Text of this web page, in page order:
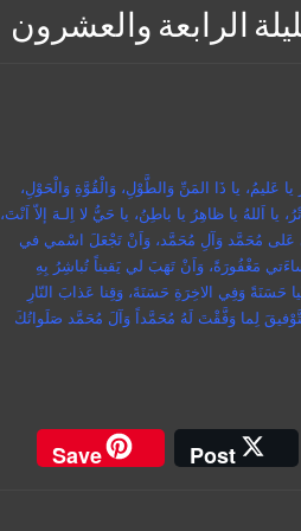
الرابعة والعشرون
عَليمُ، يا ذَا المَنِّ وَالطَّوْلِ، وَالْقُوَّةِ وَالْحَوْلِ،
يا اَللهُ يا ظاهِرُ يا باطِنُ، يا حَيُّ لا اِلـهَ إلاّ اَنْتَ،
تُصَلِّيَ عَلى مُحَمَّد وَآلِ مُحَمَّد، وَاَنْ تَجْعَلَ اسْمي في
مَغْفُورَةً، وَاَنْ تَهَبَ لي يَقيناً تُباشِرُ بِهِ
حَسَنَةً وَفِي الاخِرَةِ حَسَنَهً، وَقِنا عَذابَ النّارِ
لِما وَفَّقْتَ لَهُ مُحَمَّداً وَآلَ مُحَمَّد صَلَواتُكَ
Post
Save